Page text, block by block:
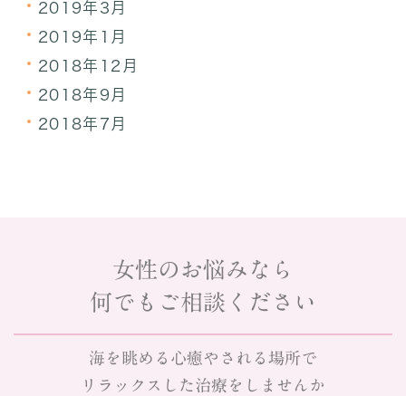
2019年3月
2019年1月
2018年12月
2018年9月
2018年7月
女性のお悩みなら
何でもご相談ください
海を眺める心癒やされる場所で
リラックスした治療をしませんか